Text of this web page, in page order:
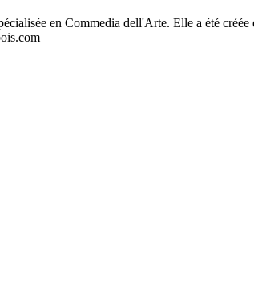
en Commedia dell'Arte. Elle a été